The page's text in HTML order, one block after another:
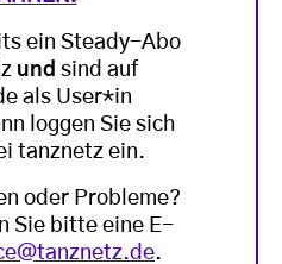
ein Steady-Abo
und sind auf
als User*in
loggen Sie sich
tanznetz ein.
oder Probleme?
Sie bitte eine E-
.